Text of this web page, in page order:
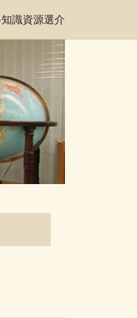
識資源選介